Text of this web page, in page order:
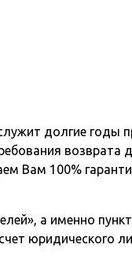
долгие годы
возврата
Вам 100%
а именно
юридического